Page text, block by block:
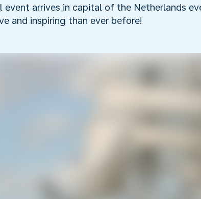
event arrives in capital of the Netherlands
and inspiring than ever before!